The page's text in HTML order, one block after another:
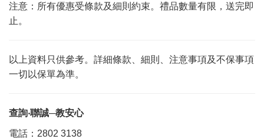
注意：所有優惠受條款及細則約束。禮品數量有限，送完即
止。
以上資料只供參考。詳細條款、細則、注意事項及不保事項
一切以保單為準。
查詢‧聯誠─教安心
電話：2802 3138